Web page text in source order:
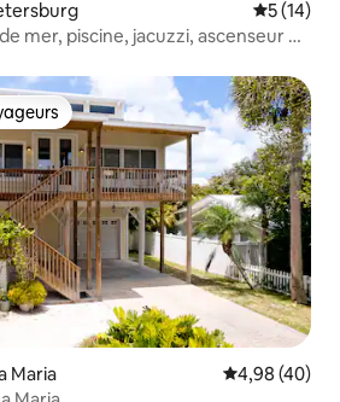
5 (14)
mer, piscine, jacuzzi, ascenseur de
les plus appréciés
Maria Évaluation
4,98 (40)